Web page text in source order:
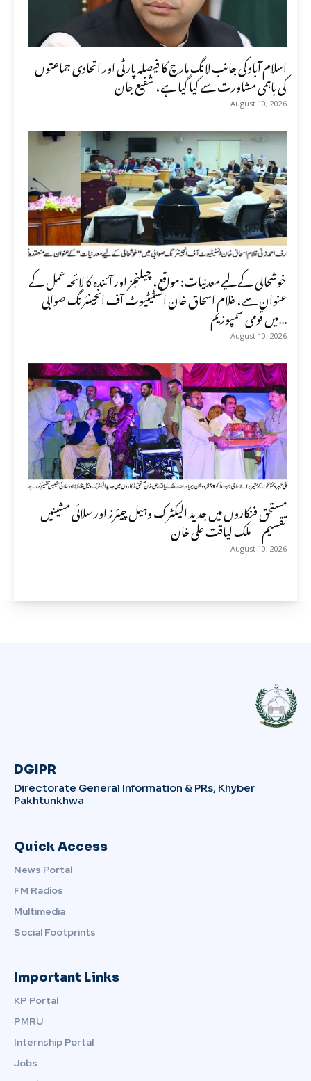
اسلام آباد کی جانب لانگ مارچ کا فیصلہ پارٹی اور اتحادی جماعتوں
کی باہمی مشاورت سے کیا گیا ہے، شفیع جان
August 10, 2026
خوشحالی کے لیے معدنیات: مواقع، چیلنجز اور آئندہ کا لائحہ عمل کے
عنوان سے، غلام اسحاق خان انسٹیٹیوٹ آف انجینئرنگ صوابی
میں قومی سمپوزیم...
August 10, 2026
مستحق فنکاروں میں جدید الیکٹرک وہیل چیئرز اور سلائی مشینیں
تقسیم — ملک لیاقت علی خان
August 10, 2026
DGIPR
Directorate General Information & PRs, Khyber
Pakhtunkhwa
Quick Access
News Portal
FM Radios
Multimedia
Social Footprints
Important Links
KP Portal
PMRU
Internship Portal
Jobs